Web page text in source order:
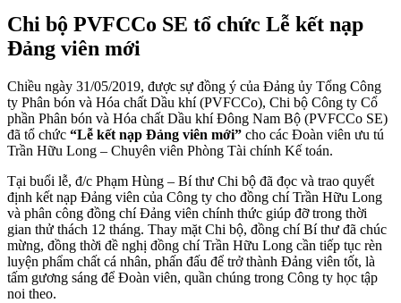
Chi bộ PVFCCo SE tổ chức Lễ kết nạp
Đảng viên mới
Chiều ngày 31/05/2019, được sự đồng ý của Đảng ủy Tổng Công
ty Phân bón và Hóa chất Dầu khí (PVFCCo), Chi bộ Công ty Cổ
phần Phân bón và Hóa chất Dầu khí Đông Nam Bộ (PVFCCo SE)
đã tổ chức “Lễ kết nạp Đảng viên mới” cho các Đoàn viên ưu tú
Trần Hữu Long – Chuyên viên Phòng Tài chính Kế toán.
Tại buổi lễ, đ/c Phạm Hùng – Bí thư Chi bộ đã đọc và trao quyết
định kết nạp Đảng viên của Công ty cho đồng chí Trần Hữu Long
và phân công đồng chí Đảng viên chính thức giúp đỡ trong thời
gian thử thách 12 tháng. Thay mặt Chi bộ, đồng chí Bí thư đã chúc
mừng, đồng thời đề nghị đồng chí Trần Hữu Long cần tiếp tục rèn
luyện phẩm chất cá nhân, phấn đấu để trở thành Đảng viên tốt, là
tấm gương sáng để Đoàn viên, quần chúng trong Công ty học tập
noi theo.